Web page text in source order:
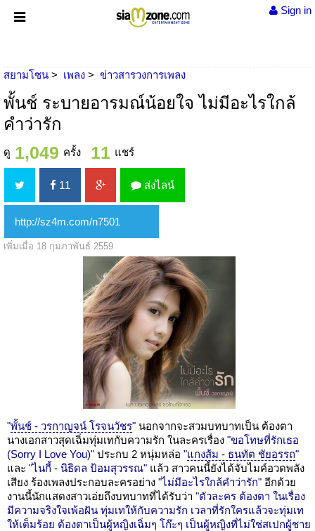
Sign in
สยามโซน เพลง ข่าวสารวงการเพลง
พั้นช์ ระบายอารมณ์น้อยใจ ไม่มีอะไรใกล้
คำว่ารัก
ดู 1,049 ครั้ง 11 แชร์
11 ส่งไลน์
เพิ่มเมื่อ 18 กุมภาพันธ์ 2559
"พั้นช์ - วรกาญจน์ โรจนวัชร" นอกจากจะสวมบทบาทเป็น ต้องตา
นางเอกสาวสุดเฉิ่มทุ่มเทกับความรัก ในละครเรื่อง "ขอโทษที่รักเธอ
(Sorry I Love You)" ประกบ 2 หนุ่มหล่อ "แกงส้ม - ธนทัต ชัยอรรถ"
และ "ไนกี้ - นิธิดล ป้อมสุวรรณ" แล้ว สาวคนนี้ยังได้จับไมค์อวดพลัง
เสียง ร้องเพลงประกอบละครอย่าง "ไม่มีอะไรใกล้คำว่ารัก" อีกด้วย
งานนี้นักแสดงสาวเอ่ยถึงบทบาทที่ได้รับว่า "ตัวละคร ต้องตา ในเรื่อง
มีความจริงใจเพ้อฝัน ทุ่มเทให้กับความรัก เวลาที่รักใครแล้วจะทุ่มเท
ให้เต็มร้อย ต้องตาเป็นผู้หญิงเฉิ่มๆ โก๊ะๆ เป็นผู้หญิงที่ไม่ใช่สเปกผู้ชาย